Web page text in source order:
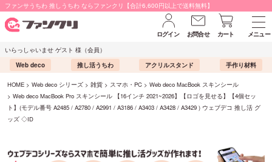
ファンサうちわ 推しうちわ ならファンクリ【合計6,600円以上で送料無料】
ログイン お問合せ カート
メニュー
いらっしゃいませ ゲスト 様（会員）
Web deco
推し活うちわ アクリルスタンド 手作り材料
HOME Web deco シリーズ 雑貨 スマホ・PC
Web deco MacBook スキンシール
Web deco MacBook Pro スキンシール 【16インチ 2021~2026】【ロゴを見せる】【4個セッ
ト】(モデル番号 A2485 / A2780 / A2991 / A3186 / A3403 / A3428 / A3429 ) ウェブデコ 推し活 グ
ッズ ◇ID